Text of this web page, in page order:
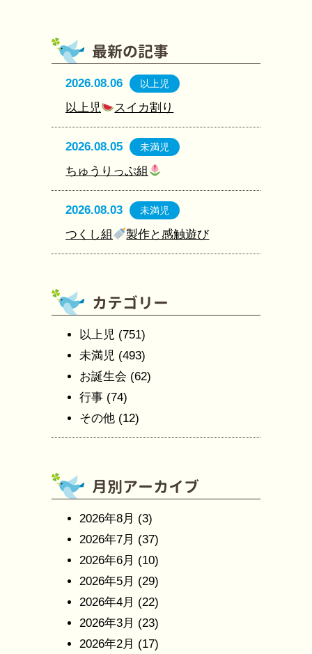
2026.08.06 以上児
以上児 スイカ割り
2026.08.05 未満児
ちゅうりっぷ組
2026.08.03 未満児
つくし組 製作と感触遊び
以上児 (751)
未満児 (493)
お誕生会 (62)
行事 (74)
その他 (12)
2026年8月 (3)
2026年7月 (37)
2026年6月 (10)
2026年5月 (29)
2026年4月 (22)
2026年3月 (23)
2026年2月 (17)